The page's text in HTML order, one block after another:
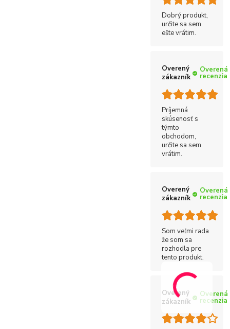
Dobrý produkt,
určite sa sem
ešte vrátim.
Overený
zákazník
Overená
recenzia
Príjemná
skúsenosť s
týmto
obchodom,
určite sa sem
vrátim.
Overený
zákazník
Overená
recenzia
Som veľmi rada
že som sa
rozhodla pre
tento produkt.
Overený
zákazník
Overená
recenzia